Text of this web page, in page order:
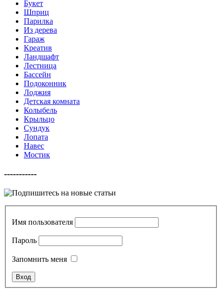
Букет
Шприц
Парилка
Из дерева
Гараж
Креатив
Ландшафт
Лестница
Бассейн
Подоконник
Лоджия
Детская комната
Колыбель
Крыльцо
Сундук
Лопата
Навес
Мостик
-----------
Имя пользователя
Пароль
Запомнить меня